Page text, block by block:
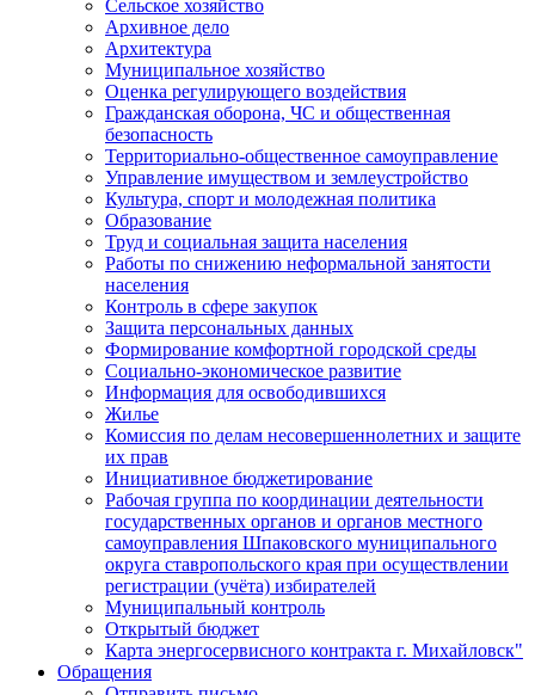
Сельское хозяйство
Архивное дело
Архитектура
Муниципальное хозяйство
Оценка регулирующего воздействия
Гражданская оборона, ЧС и общественная
безопасность
Территориально-общественное самоуправление
Управление имуществом и землеустройство
Культура, спорт и молодежная политика
Образование
Труд и социальная защита населения
Работы по снижению неформальной занятости
населения
Контроль в сфере закупок
Защита персональных данных
Формирование комфортной городской среды
Социально-экономическое развитие
Информация для освободившихся
Жилье
Комиссия по делам несовершеннолетних и защите
их прав
Инициативное бюджетирование
Рабочая группа по координации деятельности
государственных органов и органов местного
самоуправления Шпаковского муниципального
округа ставропольского края при осуществлении
регистрации (учёта) избирателей
Муниципальный контроль
Открытый бюджет
Карта энергосервисного контракта г. Михайловск"
Обращения